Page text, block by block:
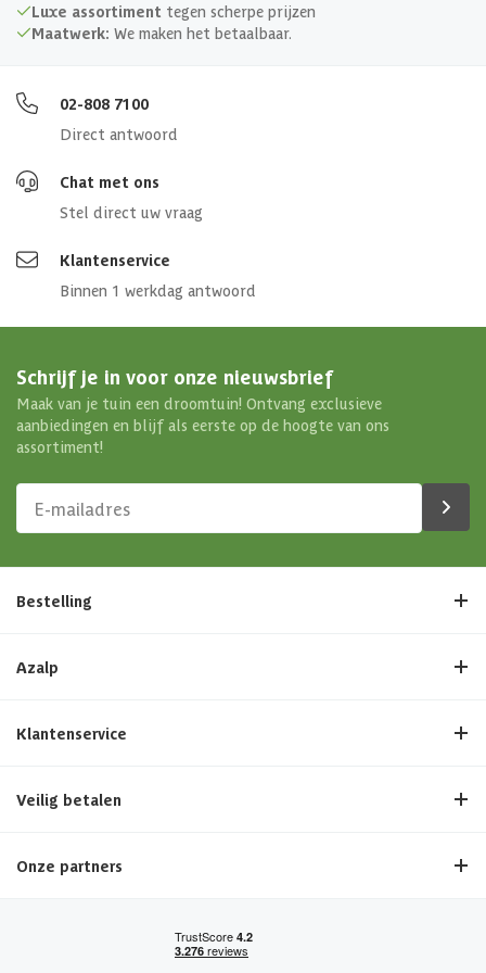
Luxe assortiment tegen scherpe prijzen
Maatwerk: We maken het betaalbaar.
02-808 7100
Direct antwoord
Chat met ons
Stel direct uw vraag
Klantenservice
Binnen 1 werkdag antwoord
Schrijf je in voor onze nieuwsbrief
Maak van je tuin een droomtuin! Ontvang exclusieve
aanbiedingen en blijf als eerste op de hoogte van ons
assortiment!
Bestelling
Azalp
Klantenservice
Veilig betalen
Onze partners